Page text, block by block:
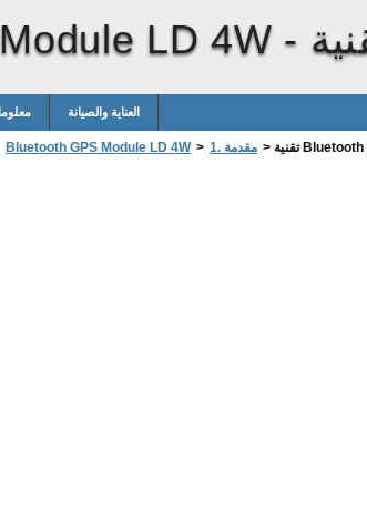
LD 4W -
4. العناية والصيانة
Bluetooth GPS Module LD 4W > 1. مقدمة >